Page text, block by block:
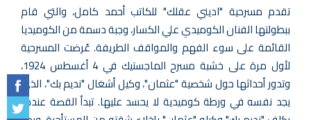
تقدم مسرحية "اديني عقلك" للكاتب أحمد كامل، والتي قام
ببطولتها الفنان الكوميدي علي الكسار، وجبة دسمة من الكوميديا
القائمة على سوء الفهم والمواقف الطريفة. عُرضت المسرحية
لأول مرة على خشبة مسرح الماجستيك في 4 أغسطس 1924،
وتدور أحداثها حول شخصية "عثمان"، وكيل أشغال "نديم بك"، الذي
يجد نفسه في ورطة كوميدية لا يحسد عليها. تبدأ القصة عندما